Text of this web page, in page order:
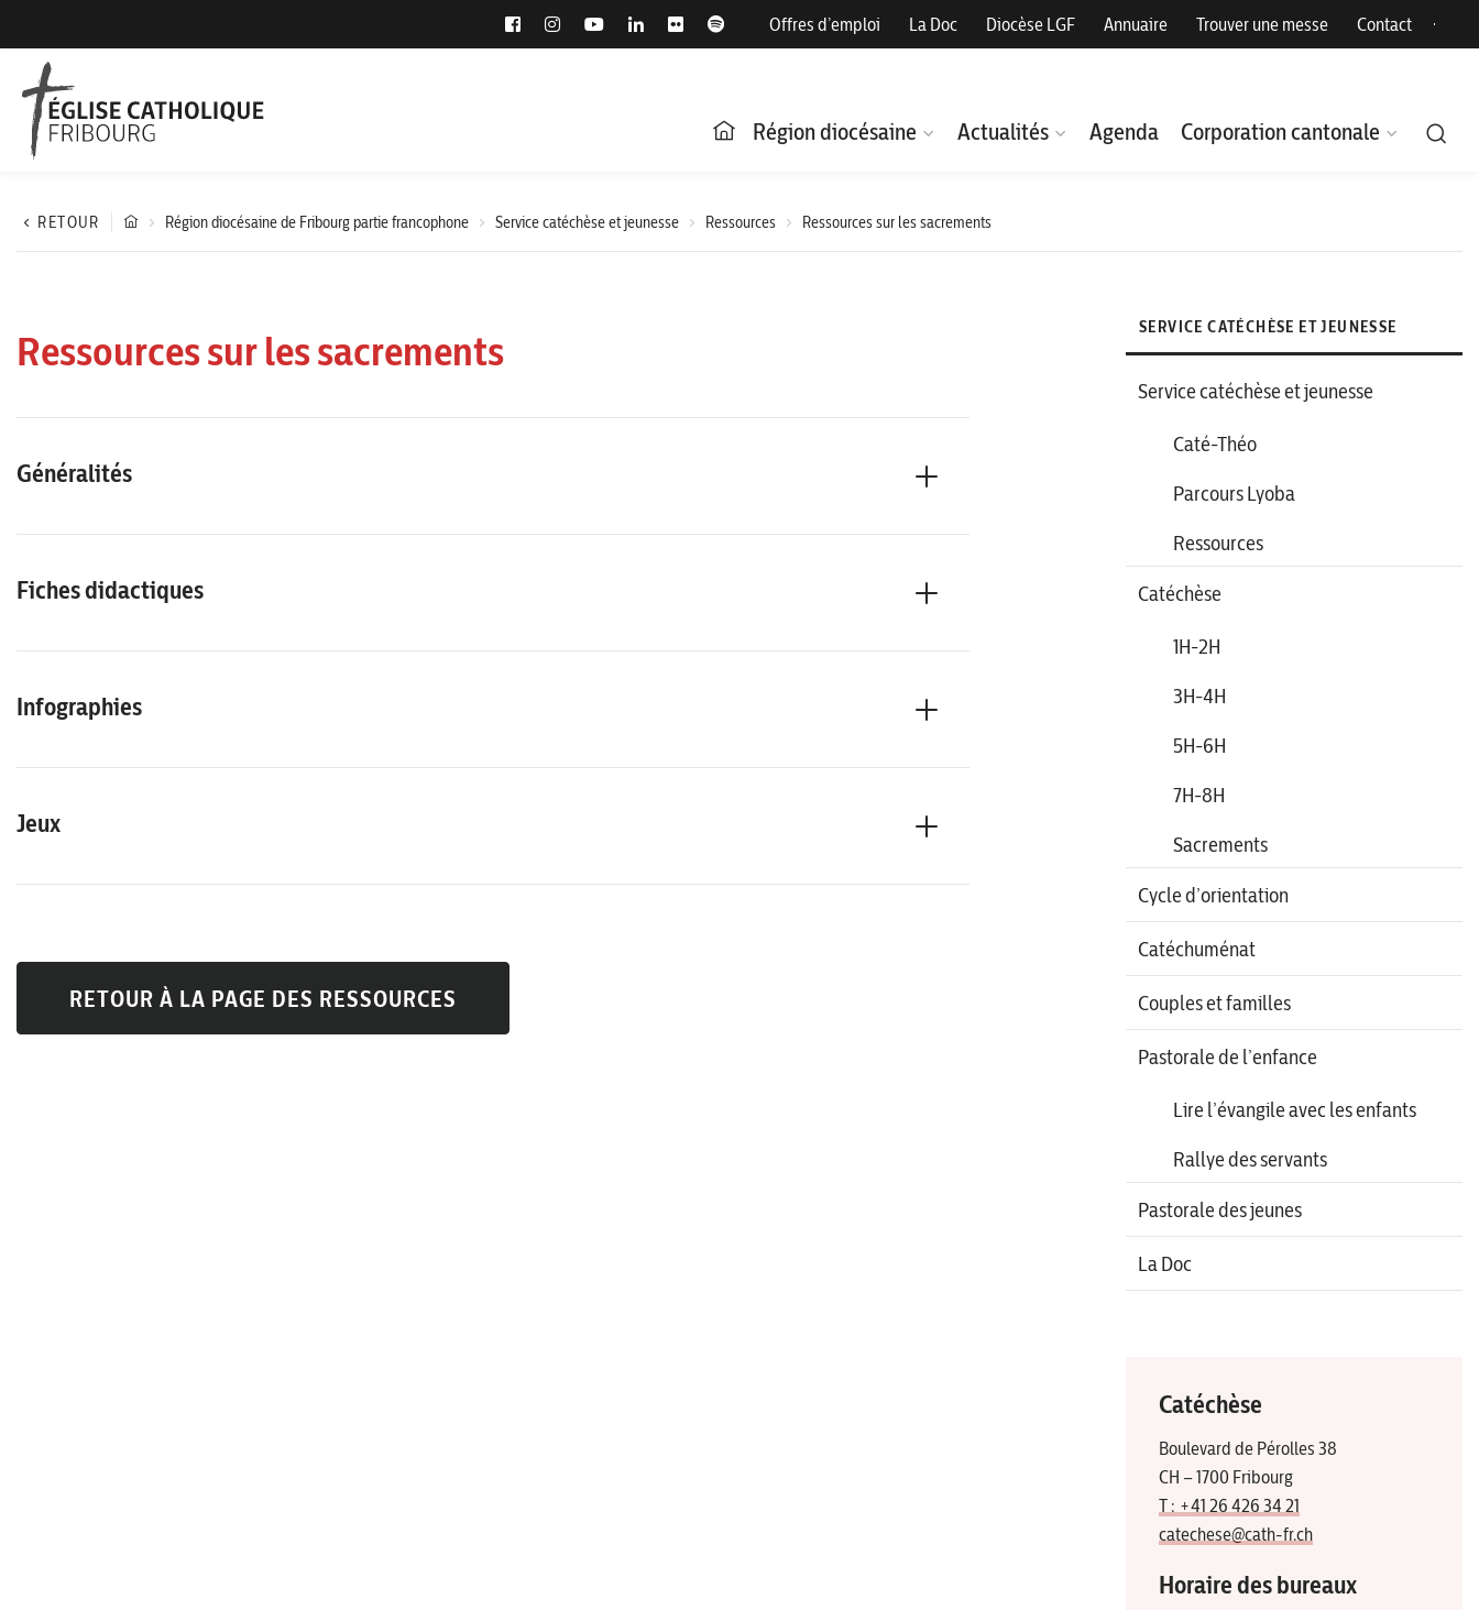
Offres d’emploi La Doc Diocèse LGF Annuaire Trouver une messe Contact
Région diocésaine Actualités Agenda Corporation cantonale
RETOUR Région diocésaine de Fribourg partie francophone Service catéchèse et jeunesse Ressources Ressources sur les sacrements
Ressources sur les sacrements
Généralités
Fiches didactiques
Infographies
Jeux
RETOUR À LA PAGE DES RESSOURCES
SERVICE CATÉCHÈSE ET JEUNESSE
Service catéchèse et jeunesse
Caté-Théo
Parcours Lyoba
Ressources
Catéchèse
1H-2H
3H-4H
5H-6H
7H-8H
Sacrements
Cycle d’orientation
Catéchuménat
Couples et familles
Pastorale de l’enfance
Lire l’évangile avec les enfants
Rallye des servants
Pastorale des jeunes
La Doc
Catéchèse
Boulevard de Pérolles 38
CH – 1700 Fribourg
T : +41 26 426 34 21
catechese@cath-fr.ch
Horaire des bureaux